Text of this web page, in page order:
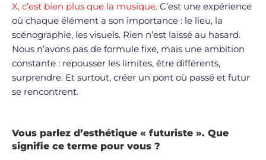
X, c’est bien plus que la musique. C’est une expérience
où chaque élément a son importance : le lieu, la
scénographie, les visuels. Rien n’est laissé au hasard.
Nous n’avons pas de formule fixe, mais une ambition
constante : repousser les limites, être différents,
surprendre. Et surtout, créer un pont où passé et futur
se rencontrent.
Vous parlez d’esthétique « futuriste ». Que
signifie ce terme pour vous ?